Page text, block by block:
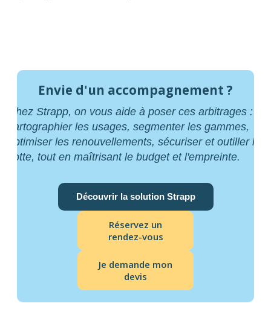
Envie d'un accompagnement ?
Chez Strapp, on vous aide à poser ces arbitrages :
cartographier les usages, segmenter les gammes,
optimiser les renouvellements, sécuriser et outiller la
flotte, tout en maîtrisant le budget et l'empreinte.
Découvrir la solution Strapp
Réservez un
rendez-vous
Je demande mon
devis